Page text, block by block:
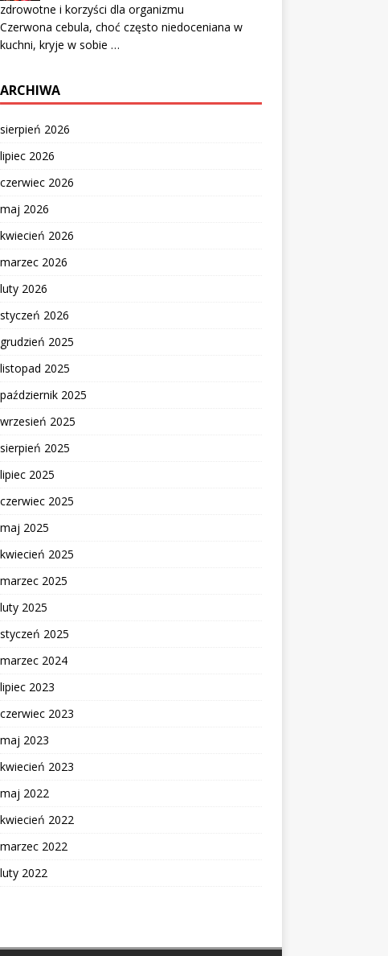
zdrowotne i korzyści dla organizmu
Czerwona cebula, choć często niedoceniana w
kuchni, kryje w sobie …
ARCHIWA
sierpień 2026
lipiec 2026
czerwiec 2026
maj 2026
kwiecień 2026
marzec 2026
luty 2026
styczeń 2026
grudzień 2025
listopad 2025
październik 2025
wrzesień 2025
sierpień 2025
lipiec 2025
czerwiec 2025
maj 2025
kwiecień 2025
marzec 2025
luty 2025
styczeń 2025
marzec 2024
lipiec 2023
czerwiec 2023
maj 2023
kwiecień 2023
maj 2022
kwiecień 2022
marzec 2022
luty 2022